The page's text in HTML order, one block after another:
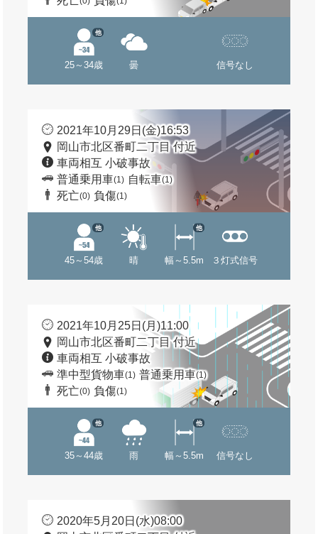
25～34歳
他
曇 信号なし
2021年10月29日(金)16:53
岡山市北区番町二丁目 付近
車両相互 小破事故
普通乗用車(1) 自転車(1)
死亡(0) 負傷(1)
45～54歳
他
晴 幅～5.5m
他
３灯式信号
2021年10月25日(月)11:00
岡山市北区番町二丁目 付近
車両相互 小破事故
準中型貨物車(1) 普通乗用車(1)
死亡(0) 負傷(1)
35～44歳
他
雨 幅～5.5m
他
信号なし
2020年5月20日(水)08:00